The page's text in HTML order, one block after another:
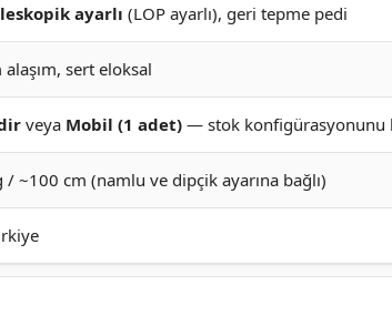
ayarlı (LOP ayarlı), geri tepme pedi
sert eloksal
veya Mobil (1 adet) — stok konfigürasyonunu
/ ~100 cm (namlu ve dipçik ayarına bağlı)